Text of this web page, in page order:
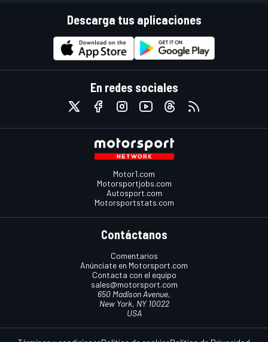
Descarga tus aplicaciones
En redes sociales
Motor1.com
Motorsportjobs.com
Autosport.com
Motorsportstats.com
Contáctanos
Comentarios
Anúnciate en Motorsport.com
Contacta con el equipo
sales@motorsport.com
650 Madison Avenue,
New York, NY 10022
USA